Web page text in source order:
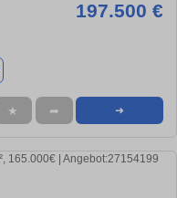
197.500 €
★ ➦ ➜